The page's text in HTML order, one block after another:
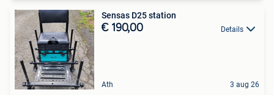
Sensas D25 station
€ 190,00 Details
Ath 3 aug 26